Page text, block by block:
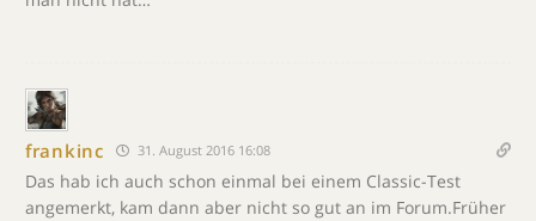
frankinc 31. August 2016 16:08
Das hab ich auch schon einmal bei einem Classic-Test
angemerkt, kam dann aber nicht so gut an im Forum.Früher